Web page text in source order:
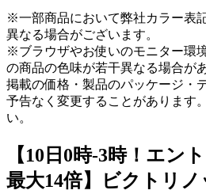
※一部商品において弊社カラー表
異なる場合がございます。
※ブラウザやお使いのモニター環
の商品の色味が若干異なる場合が
掲載の価格・製品のパッケージ・
予告なく変更することがあります
い。
【10日0時-3時！エン
最大14倍】ビクトリノ